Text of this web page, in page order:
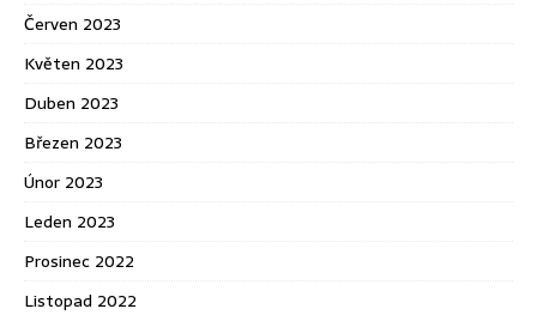
Červen 2023
Květen 2023
Duben 2023
Březen 2023
Únor 2023
Leden 2023
Prosinec 2022
Listopad 2022